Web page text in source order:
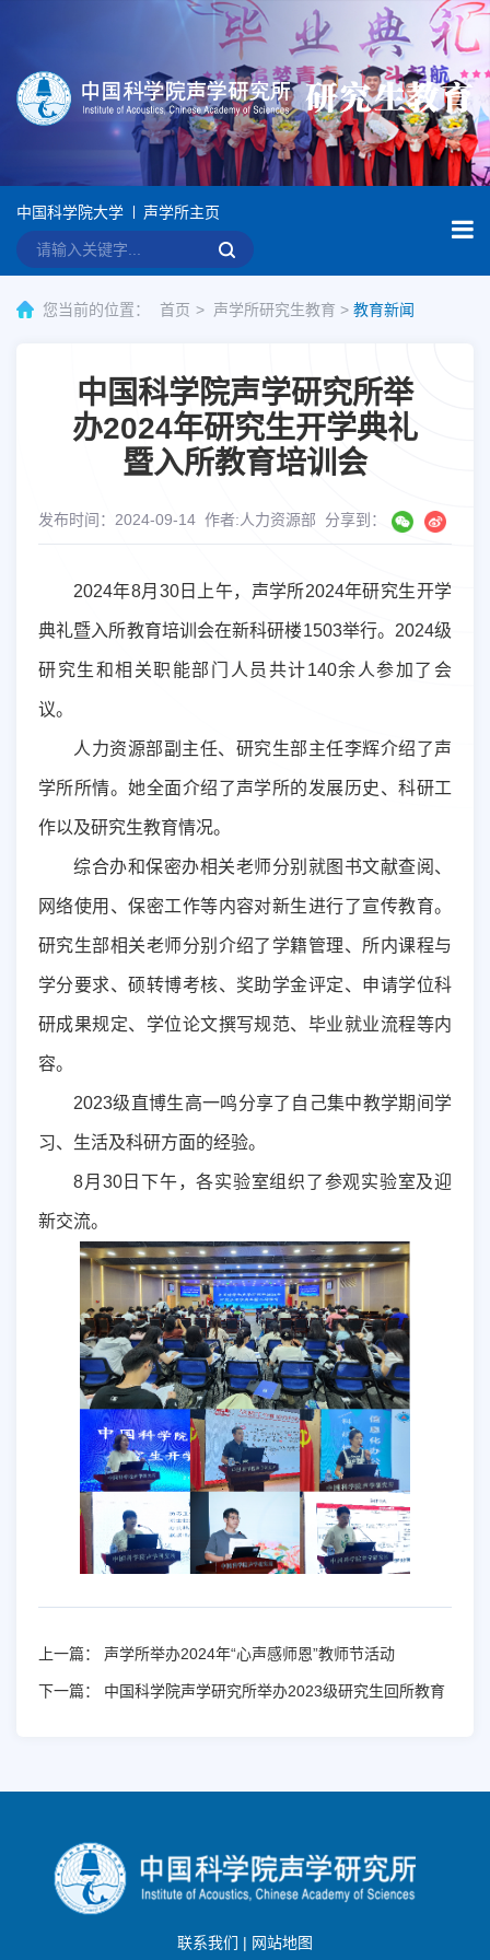
中国科学院大学 声学所主页
您当前的位置： 首页 声学所研究生教育 > 教育新闻
中国科学院声学研究所举
办2024年研究生开学典礼
暨入所教育培训会
发布时间：2024-09-14 作者:人力资源部 分享到：
2024年8月 30日上午，声学所2024年研究生开学
典礼暨入所教育培训会在新科研楼1503举行。 2024级
研究生和相关职能部门人员共计140余人参加了会
议。
人力资源部副主任、研究生部主任李辉介绍了声
学所所情。她全面介绍了声学所的发展历史、科研工
作以及研究生教育情况。
综合办和保密办相关老师分别就图书文献查阅、
网络使用、保密工作等内容对新生进行了宣传教育。
研究生部相关老师分别 介绍了学籍管理、所内课程与
学分要求、硕转博考核、奖助学金评定、申请学位科
研成果规定、学位论文撰写规范、毕业就业流程等内
容。
2023级直博生高一鸣分享了自己集中教学期间学
习、生活及科研方面的经验。
8月 30日下午，各实验室组织了参观实验室及迎
新交流。
上一篇： 声学所举办2024年“心声感师恩”教师节活动
下一篇： 中国科学院声学研究所举办2023级研究生回所教育
联系我们 | 网站地图